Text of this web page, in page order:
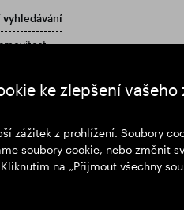
ke zlepšení vašeho
zážitek z prohlížení. Soubory
soubory cookie, nebo změnit
na „Přijmout všechny
vyhledávání
naši výroční zprávu a účetní závěrku